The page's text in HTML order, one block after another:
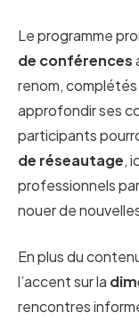
Le programme
de conférences
renom, complétés
approfondir ses
participants
de réseautage,
professionnels
nouer de
En plus du
l’accent sur la
rencontres